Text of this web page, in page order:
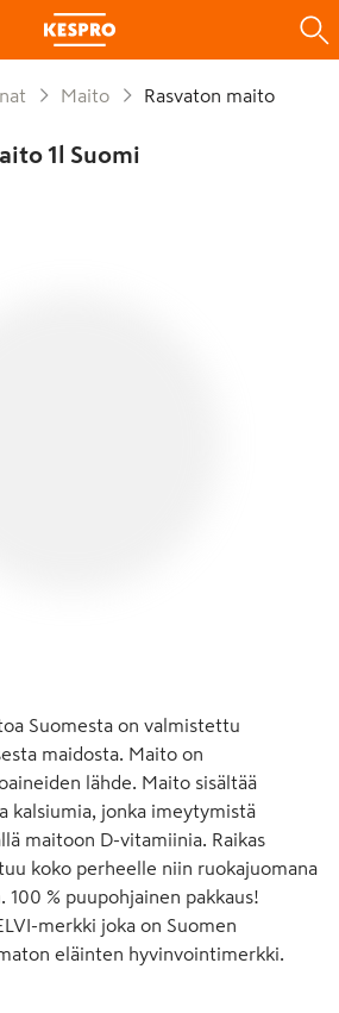
Maito Rasvaton maito
1l Suomi
Suomesta on valmistettu
maidosta. Maito on
lähde. Maito sisältää
kalsiumia, jonka imeytymistä
maitoon D-vitamiinia. Raikas
koko perheelle niin ruokajuomana
100 % puupohjainen pakkaus!
merkki joka on Suomen
eläinten hyvinvointimerkki.